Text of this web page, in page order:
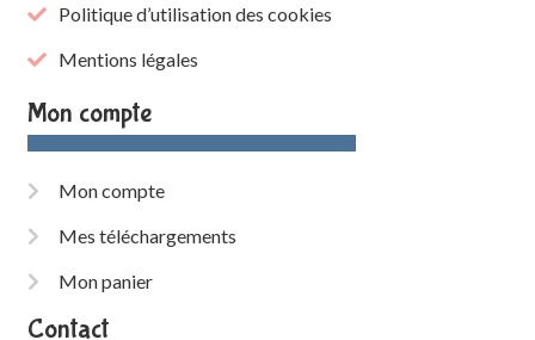
Politique d’utilisation des cookies
Mentions légales
Mon compte
Mon compte
Mes téléchargements
Mon panier
Contact